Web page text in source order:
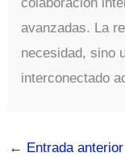
avanzadas. La
necesidad, sino
interconectado
← Entrada anterior